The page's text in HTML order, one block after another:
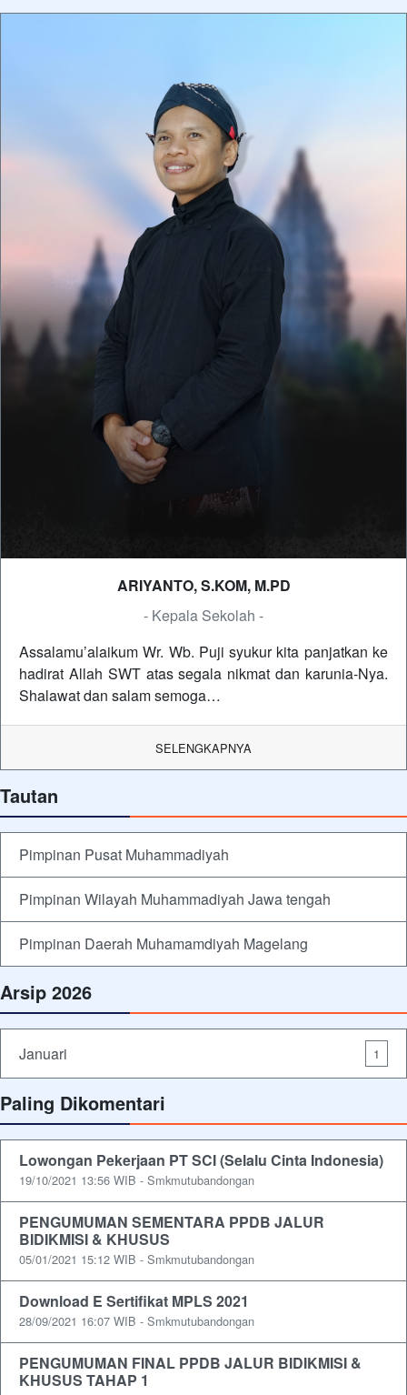
ARIYANTO, S.KOM, M.PD
- Kepala Sekolah -
Assalamu’alaikum Wr. Wb. Puji syukur kita panjatkan ke
hadirat Allah SWT atas segala nikmat dan karunia-Nya.
Shalawat dan salam semoga…
SELENGKAPNYA
Tautan
Pimpinan Pusat Muhammadiyah
Pimpinan Wilayah Muhammadiyah Jawa tengah
Pimpinan Daerah Muhamamdiyah Magelang
Arsip 2026
Januari 1
Paling Dikomentari
Lowongan Pekerjaan PT SCI (Selalu Cinta Indonesia)
19/10/2021 13:56 WIB - Smkmutubandongan
PENGUMUMAN SEMENTARA PPDB JALUR
BIDIKMISI & KHUSUS
05/01/2021 15:12 WIB - Smkmutubandongan
Download E Sertifikat MPLS 2021
28/09/2021 16:07 WIB - Smkmutubandongan
PENGUMUMAN FINAL PPDB JALUR BIDIKMISI &
KHUSUS TAHAP 1